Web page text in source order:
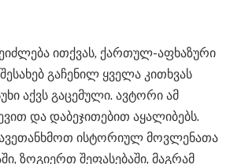
ითქვას, ქართულ-აფხაზური
გაჩენილ ყველა კითხვას
აქვს გაცემული. ავტორი ამ
და დაბეჯითებით აყალიბებს.
ისტორიულ მოვლენათა
ზოგიერთ შეფასებაში, მაგრამ